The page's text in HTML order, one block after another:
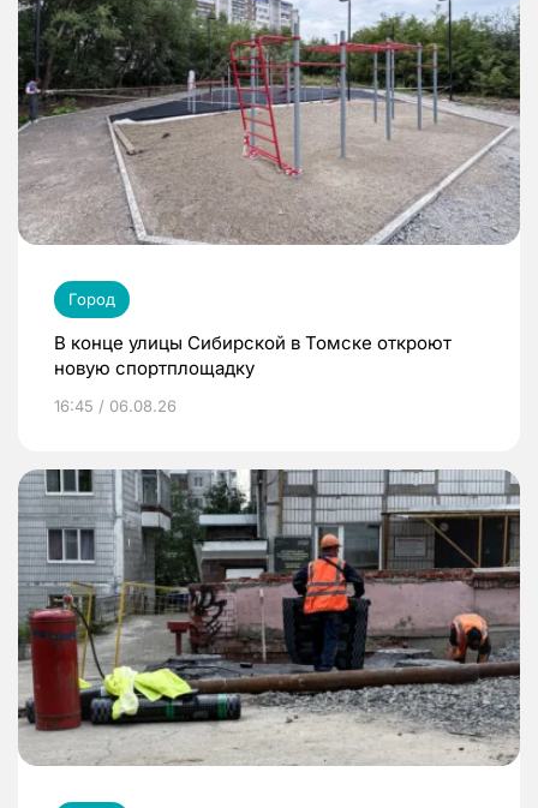
Город
В конце улицы Сибирской в Томске откроют
новую спортплощадку
16:45 / 06.08.26